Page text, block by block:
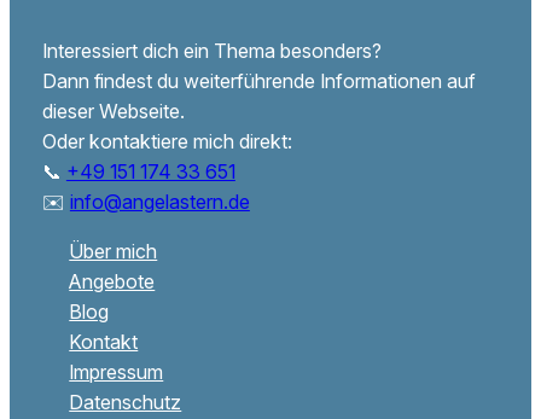
Interessiert dich ein Thema besonders?
Dann findest du weiterführende Informationen auf
dieser Webseite.
Oder kontaktiere mich direkt:
📞 +49 151 174 33 651
✉️ info@angelastern.de
Über mich
Angebote
Blog
Kontakt
Impressum
Datenschutz